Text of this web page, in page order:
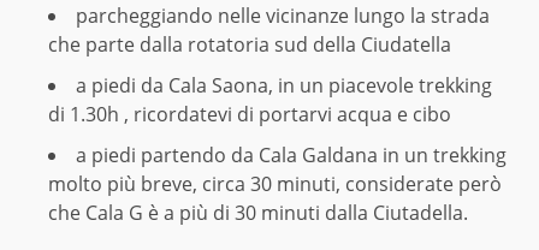
parcheggiando nelle vicinanze lungo la strada
che parte dalla rotatoria sud della Ciudatella
a piedi da Cala Saona, in un piacevole trekking
di 1.30h , ricordatevi di portarvi acqua e cibo
a piedi partendo da Cala Galdana in un trekking
molto più breve, circa 30 minuti, considerate però
che Cala G è a più di 30 minuti dalla Ciutadella.